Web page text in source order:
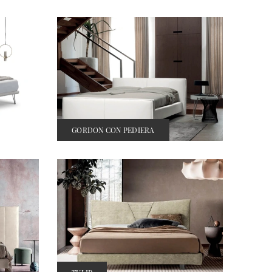
GORDON CON PEDIERA